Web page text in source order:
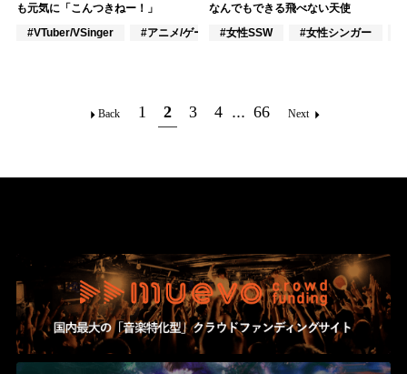
も元気に「こんつきねー！」
#VTuber/VSinger
#アニメ/ゲーム
なんでもできる飛べない天使
#女性SSW
#女性シンガー
Back 1 2 3 4 ... 66 Next